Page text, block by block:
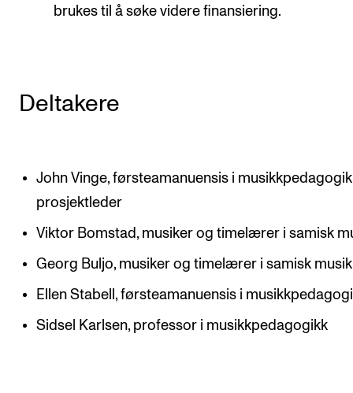
brukes til å søke videre finansiering.
Deltakere
John Vinge, førsteamanuensis i
prosjektleder
Viktor Bomstad, musiker og timelærer i samisk
Georg Buljo, musiker og timelærer i samisk
Ellen Stabell, førsteamanuensis i
Sidsel Karlsen, professor i musikkpedagogikk